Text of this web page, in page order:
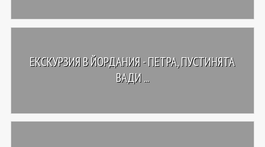
ЕКСКУРЗИЯ В ЙОРДАНИЯ - ПЕТРА, ПУСТИНЯТА
ВАДИ ...